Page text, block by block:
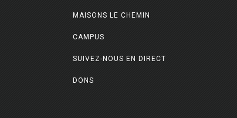
MAISONS LE CHEMIN
CAMPUS
SUIVEZ-NOUS EN DIRECT
DONS